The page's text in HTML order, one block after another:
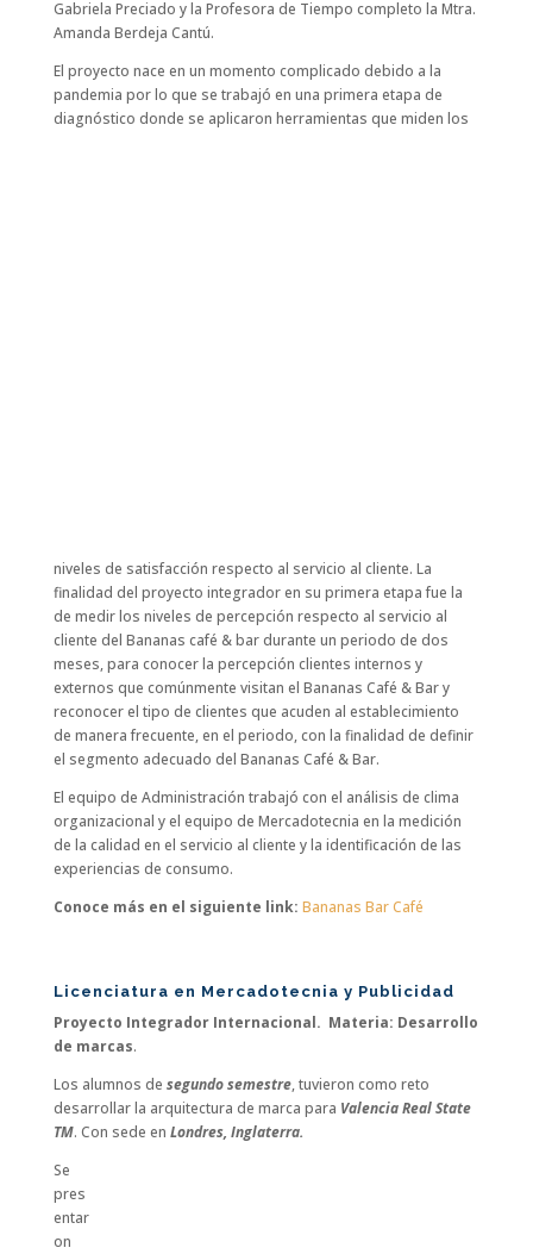
Gabriela Preciado y la Profesora de Tiempo completo la Mtra.
Amanda Berdeja Cantú.
El proyecto nace en un momento complicado debido a la
pandemia por lo que se trabajó en una primera etapa de
diagnóstico donde se aplicaron herramientas que miden los
niveles de satisfacción respecto al servicio al cliente. La
finalidad del proyecto integrador en su primera etapa fue la
de medir los niveles de percepción respecto al servicio al
cliente del Bananas café & bar durante un periodo de dos
meses, para conocer la percepción clientes internos y
externos que comúnmente visitan el Bananas Café & Bar y
reconocer el tipo de clientes que acuden al establecimiento
de manera frecuente, en el periodo, con la finalidad de definir
el segmento adecuado del Bananas Café & Bar.
El equipo de Administración trabajó con el análisis de clima
organizacional y el equipo de Mercadotecnia en la medición
de la calidad en el servicio al cliente y la identificación de las
experiencias de consumo.
Conoce más en el siguiente link: Bananas Bar Café
Licenciatura en Mercadotecnia y Publicidad
Proyecto Integrador Internacional. Materia: Desarrollo
de marcas.
Los alumnos de segundosemestre, tuvieron como reto
desarrollar la arquitectura de marca para Valencia Real State
TM. Con sede en Londres, Inglaterra.
Se
pres
entar
on